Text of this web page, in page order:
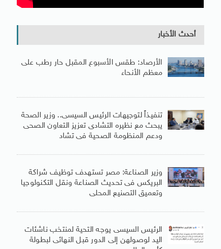
أحدث الأخبار
الأرصاد: طقس الأسبوع المقبل حار رطب على
معظم الأنحاء
تنفيذاً لتوجيهات الرئيس السيسى.. وزير الصحة
يبحث مع نظيره التشادى تعزيز التعاون الصحى
ودعم المنظومة الصحية فى تشاد
وزير الصناعة: مصر تستهدف توظيف شراكة
البريكس فى تحديث الصناعة ونقل التكنولوجيا
وتعميق التصنيع المحلى
الرئيس السيسى يوجه التحية لمنتخب ناشئات
اليد لوصولهن إلى الدور قبل النهائى لبطولة